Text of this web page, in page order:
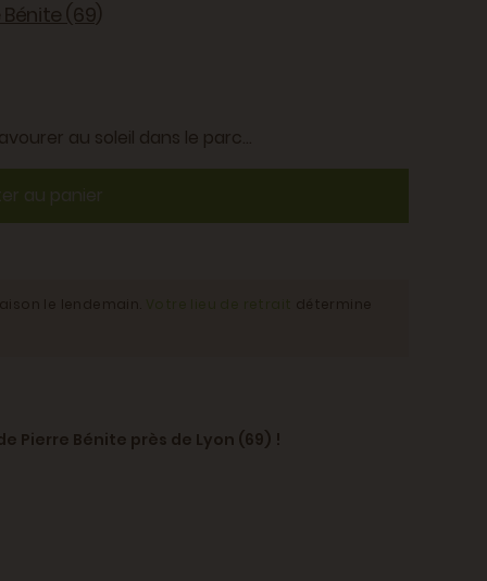
(69)
au soleil dans le parc...
au panier
Pierre Bénite près de Lyon (69) !